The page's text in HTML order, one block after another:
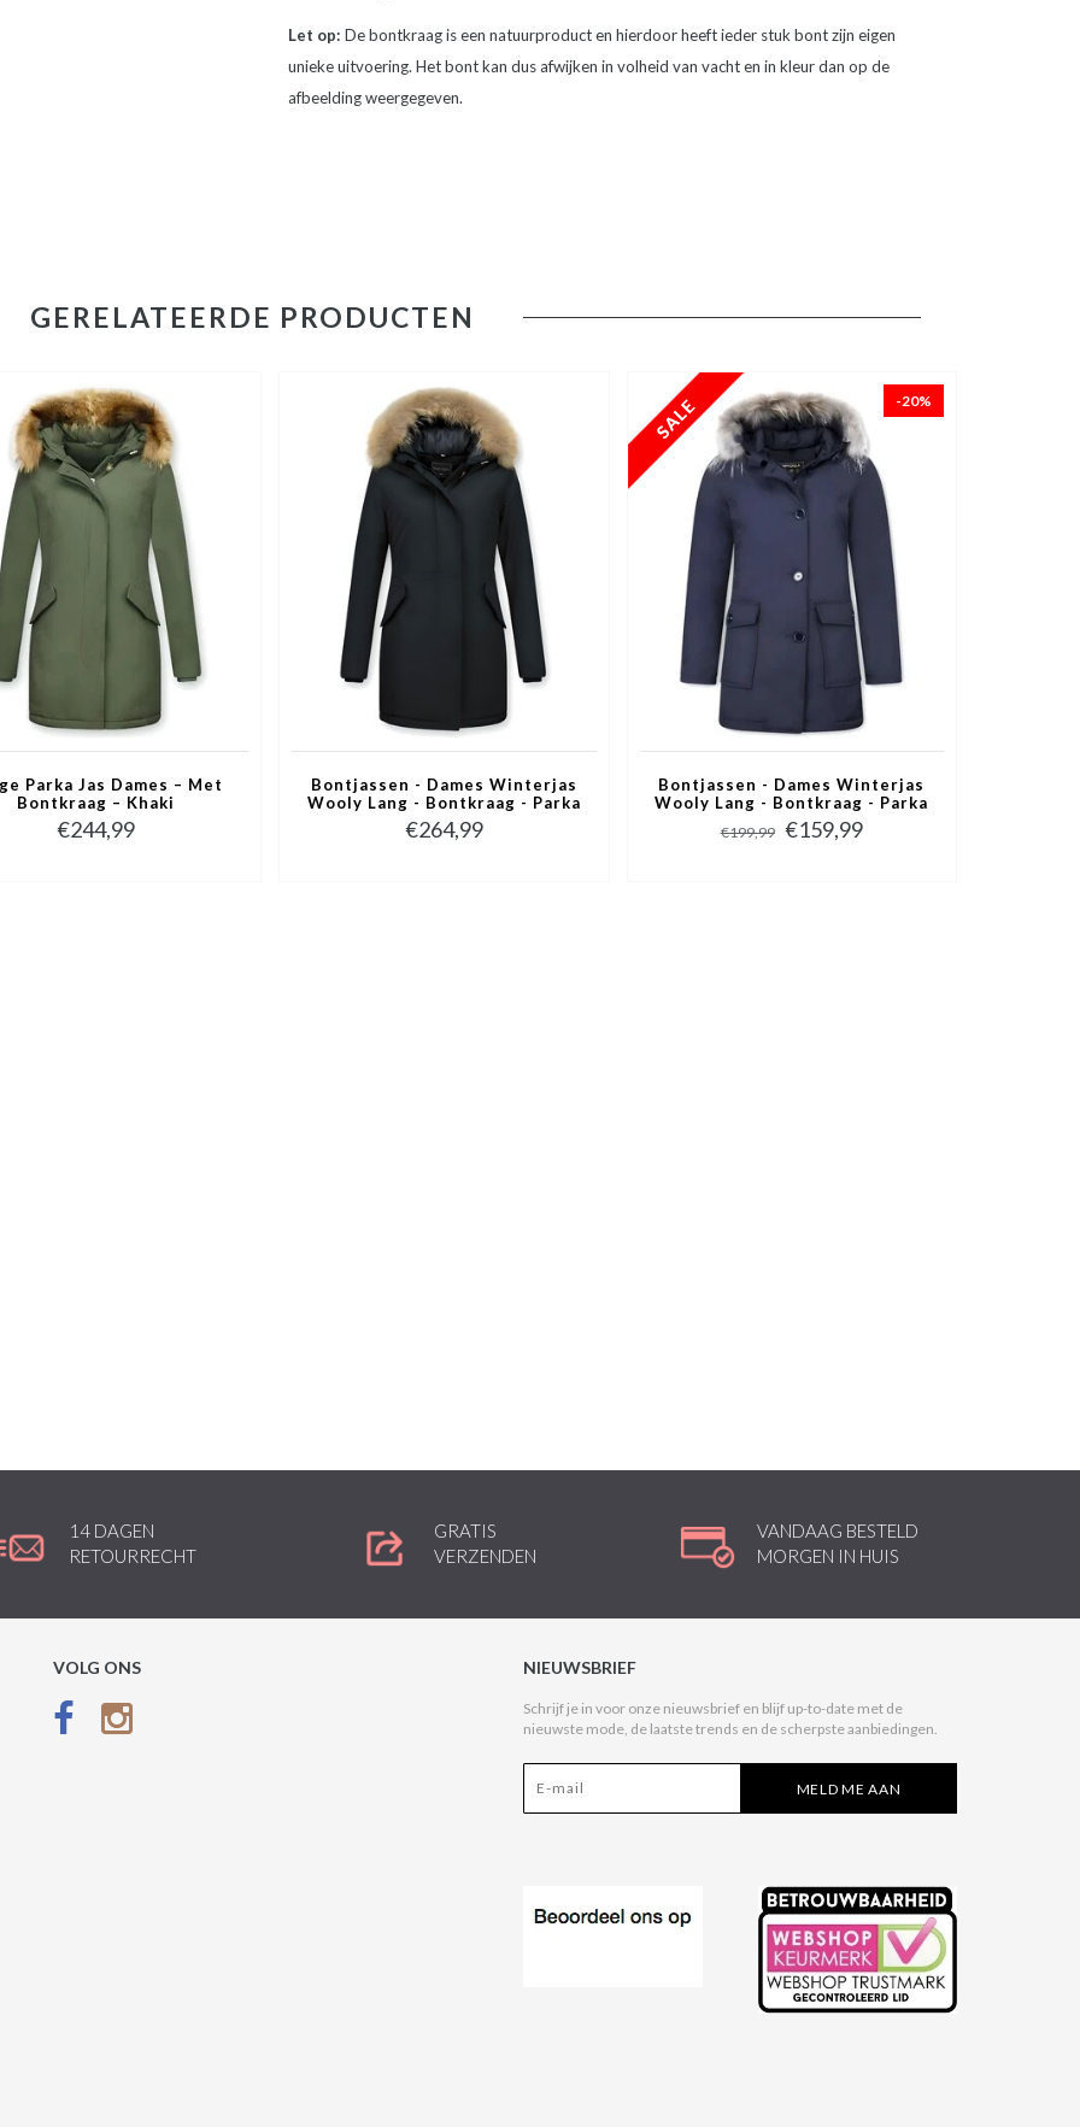
Let op: De bontkraag is een natuurproduct en hierdoor heeft ieder stuk bont zijn eigen
unieke uitvoering. Het bont kan dus afwijken in volheid van vacht en in kleur dan op de
afbeelding weergegeven.
GERELATEERDE PRODUCTEN
Parka Jas Dames – Met
Bontkraag – Khaki
€244,99
Bontjassen - Dames Winterjas
Wooly Lang - Bontkraag - Parka
Steekzakken - Zwart
€264,99
-20%
Bontjassen - Dames Winterjas
Wooly Lang - Bontkraag - Parka
Steekzakken - Blauw
€199,99 €159,99
14 DAGEN
RETOURRECHT
GRATIS
VERZENDEN
VANDAAG BESTELD
MORGEN IN HUIS
VOLG ONS NIEUWSBRIEF
Schrijf je in voor onze nieuwsbrief en blijf up-to-date met de
nieuwste mode, de laatste trends en de scherpste aanbiedingen.
MELD ME AAN